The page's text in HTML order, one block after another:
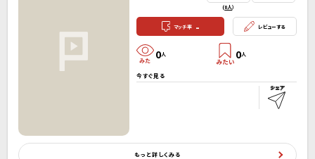
(0人）
マッチ率 - レビューする
0人 0人
今すぐ見る
もっと詳しくみる